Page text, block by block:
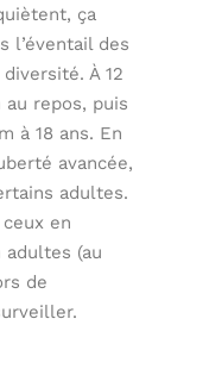
ça
l’éventail des
À 12
repos, puis
à 18 ans. En
avancée,
adultes.
en
adultes (au
de